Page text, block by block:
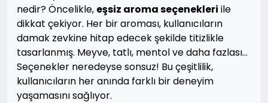
nedir? Öncelikle, eşsiz aroma seçenekleri ile
dikkat çekiyor. Her bir aroması, kullanıcıların
damak zevkine hitap edecek şekilde titizlikle
tasarlanmış. Meyve, tatlı, mentol ve daha fazlası…
Seçenekler neredeyse sonsuz! Bu çeşitlilik,
kullanıcıların her anında farklı bir deneyim
yaşamasını sağlıyor.